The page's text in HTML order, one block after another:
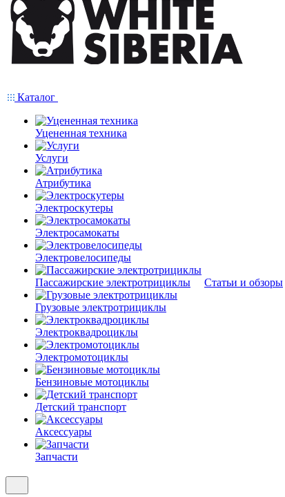
Каталог
Уцененная техника
Услуги
Атрибутика
Электроскутеры
Электросамокаты
Электровелосипеды
Пассажирские электротрициклы
Грузовые электротрициклы
Электроквадроциклы
Электромотоциклы
Бензиновые мотоциклы
Детский транспорт
Аксессуары
Запчасти
Статьи и обзоры